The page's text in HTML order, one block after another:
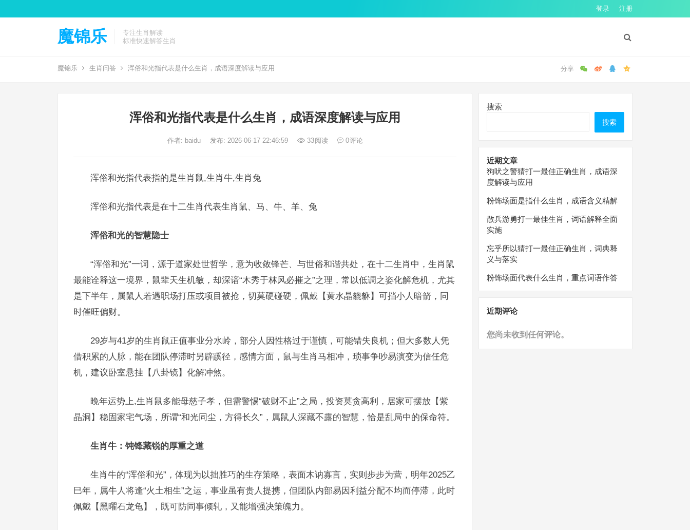
登录 注册
魔锦乐
专注生肖解读
标准快速解答生肖
魔锦乐 生肖问答 浑俗和光指代表是什么生肖，成语深度解读与应用
浑俗和光指代表是什么生肖，成语深度解读与应用
作者: baidu 发布: 2026-06-17 22:46:59 33阅读 0评论
浑俗和光指代表指的是生肖鼠,生肖牛,生肖兔
浑俗和光指代表是在十二生肖代表生肖鼠、马、牛、羊、兔
浑俗和光的智慧隐士
“浑俗和光”一词，源于道家处世哲学，意为收敛锋芒、与世俗和谐共处，在十二生肖中，生肖鼠
最能诠释这一境界，鼠辈天生机敏，却深谙“木秀于林风必摧之”之理，常以低调之姿化解危机，尤其
是下半年，属鼠人若遇职场打压或项目被抢，切莫硬碰硬，佩戴【黄水晶貔貅】可挡小人暗箭，同
时催旺偏财。
29岁与41岁的生肖鼠正值事业分水岭，部分人因性格过于谨慎，可能错失良机；但大多数人凭
借积累的人脉，能在团队停滞时另辟蹊径，感情方面，鼠与生肖马相冲，琐事争吵易演变为信任危
机，建议卧室悬挂【八卦镜】化解冲煞。
晚年运势上,生肖鼠多能母慈子孝，但需警惕“破财不止”之局，投资莫贪高利，居家可摆放【紫
晶洞】稳固家宅气场，所谓“和光同尘，方得长久”，属鼠人深藏不露的智慧，恰是乱局中的保命符。
生肖牛：钝锋藏锐的厚重之道
生肖牛的“浑俗和光”，体现为以拙胜巧的生存策略，表面木讷寡言，实则步步为营，明年2025乙
巳年，属牛人将逢“火土相生”之运，事业虽有贵人提携，但团队内部易因利益分配不均而停滞，此时
佩戴【黑曜石龙龟】，既可防同事倾轧，又能增强决策魄力。
搜索
搜索
近期文章
狗吠之警猜打一最佳正确生肖，成语深
度解读与应用
粉饰场面是指什么生肖，成语含义精解
散兵游勇打一最佳生肖，词语解释全面
实施
忘乎所以猜打一最佳正确生肖，词典释
义与落实
粉饰场面代表什么生肖，重点词语作答
近期评论
您尚未收到任何评论。